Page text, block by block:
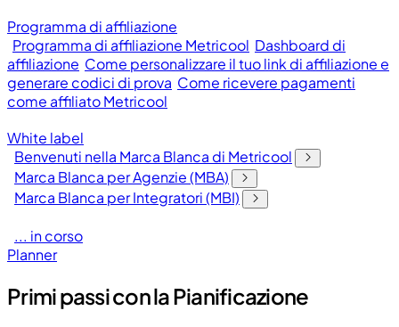
Programma di affiliazione
Programma di affiliazione Metricool Dashboard di
affiliazione Come personalizzare il tuo link di affiliazione e
generare codici di prova Come ricevere pagamenti
come affiliato Metricool
White label
Benvenuti nella Marca Blanca di Metricool
Marca Blanca per Agenzie (MBA)
Marca Blanca per Integratori (MBI)
... in corso
Planner
Primi passi con la Pianificazione